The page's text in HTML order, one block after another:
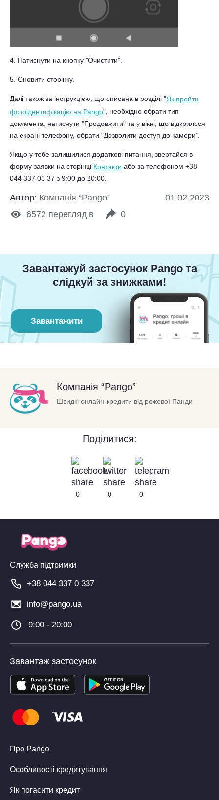
4. Натиснути на кнопку "Очистити".
5. Оновити сторінку.
Далі також за інструкцією, що описана в розділі "Як пройти
фотоідентифікацію на Pango", необхідно обрати тип
документа, натиснути "Продовжити" та у вікні, що відкрилося
на екрані телефону, обрати "Дозволити доступ до камери".
Якщо у тебе залишилися додаткові питання, звертайся в
форму заявки на сторінці Контакти або за телефоном +38
044 337 03 37 з 9:00 до 20:00.
Автор: Компанія “Pango”
01.02.2023
6572 переглядів 0
Завантажуй застосунок Pango та
слідкуй за знижками!
Завантажити
Компанія “Pango”
Швидкі онлайн-кредити від рожевої Панди
Поділитися:
0 0 0
Служба підтримки
+38 044 337 0 337
info@pango.ua
9:00 - 20:00
Завантаж застосунок
Про Pango
Особливості кредитування
Як погасити кредит